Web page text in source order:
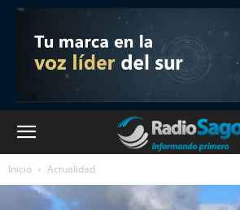
Inicio Actualidad